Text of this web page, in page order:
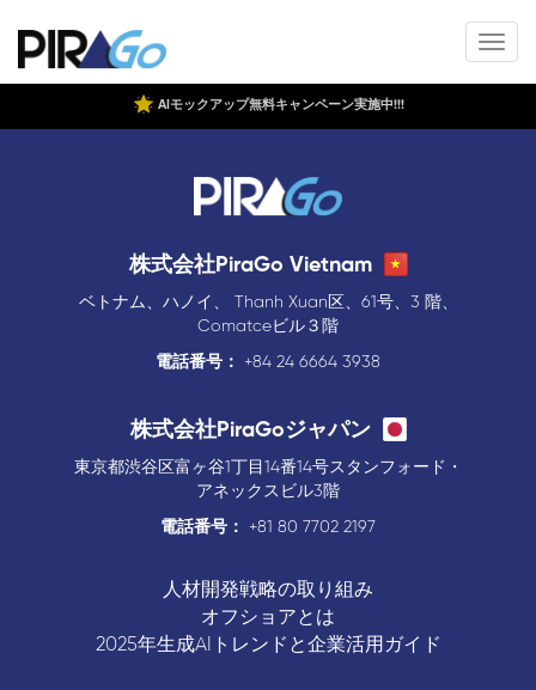
AIモックアップ無料キャンペーン実施中!!!
株式会社PiraGo Vietnam
ベトナム、ハノイ、 Thanh Xuan区、61号、3 階、
Comatceビル３階
電話番号：
+84 24 6664 3938
株式会社PiraGoジャパン
東京都渋谷区富ヶ谷1丁目14番14号スタンフォード・
アネックスビル3階
電話番号：
+81 80 7702 2197
人材開発戦略の取り組み
オフショアとは
2025年生成AIトレンドと企業活用ガイド